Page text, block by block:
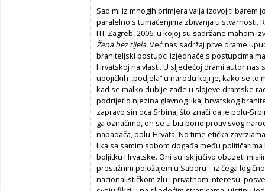
Sad mi iz mnogih primjera valja izdvojiti barem
paralelno s tumačenjima zbivanja u stvarnosti.
ITI, Zagreb, 2006, u kojoj su sadržane mahom
Žena bez tijela. Već nas sadržaj prve drame
braniteljski postupci izjednače s postupcima
Hrvatskoj na vlasti. U sljedećoj drami autor
ubojičkih „podjela“ u narodu koji je, kako se to
kad se malko dublje zađe u slojeve dramske
podrijetlo njezina glavnog lika, hrvatskog
zapravo sin oca Srbina, što znači da je polu-
ga označimo, on se u biti borio protiv svog
napadača, polu-Hrvata. No time etička
lika sa samim sobom događa među
boljitku Hrvatske. Oni su isključivo obuzeti
prestižnim položajem u Saboru – iz čega
nacionalističkom zlu i privatnom interesu,